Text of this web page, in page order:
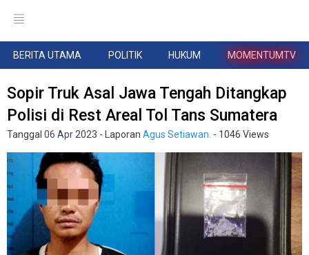
BERITA UTAMA POLITIK HUKUM MOMENTUMTV
Sopir Truk Asal Jawa Tengah Ditangkap
Polisi di Rest Areal Tol Tans Sumatera
Tanggal 06 Apr 2023 - Laporan Agus Setiawan. - 1046 Views